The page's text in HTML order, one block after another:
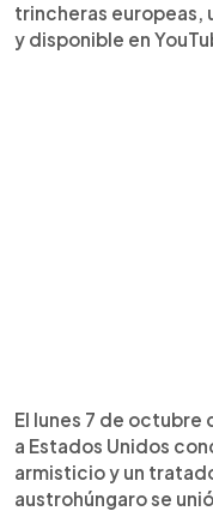
trincheras europeas,
y disponible en
El lunes 7 de octubre
a Estados Unidos
armisticio y un
austrohúngaro se